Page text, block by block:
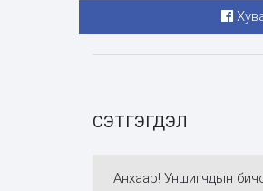
СЭТГЭГДЭЛ
Анхаар! Уншигчдын